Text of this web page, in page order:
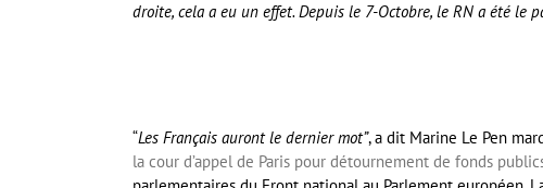
droite, cela a eu un effet. Depuis le 7-Octobre, le RN a été le
“Les Français auront le dernier mot”, a dit Marine Le Pen
la cour d’appel de Paris pour détournement de fonds